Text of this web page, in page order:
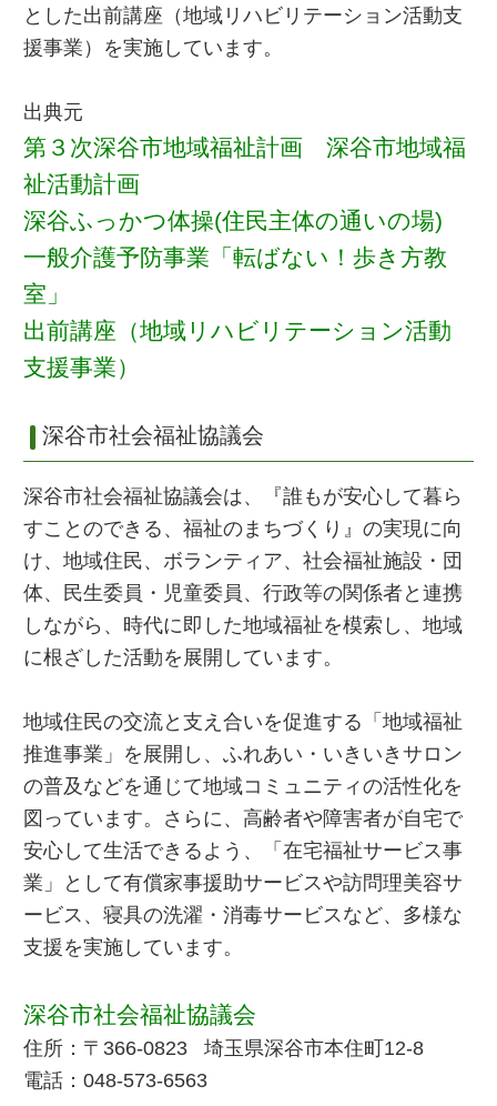
とした出前講座（地域リハビリテーション活動支
援事業）を実施しています。
出典元
第３次深谷市地域福祉計画 深谷市地域福
祉活動計画
深谷ふっかつ体操(住民主体の通いの場)
一般介護予防事業「転ばない！歩き方教
室」
出前講座（地域リハビリテーション活動
支援事業）
深谷市社会福祉協議会
深谷市社会福祉協議会は、『誰もが安心して暮ら
すことのできる、福祉のまちづくり』の実現に向
け、地域住民、ボランティア、社会福祉施設・団
体、民生委員・児童委員、行政等の関係者と連携
しながら、時代に即した地域福祉を模索し、地域
に根ざした活動を展開しています。
地域住民の交流と支え合いを促進する「地域福祉
推進事業」を展開し、ふれあい・いきいきサロン
の普及などを通じて地域コミュニティの活性化を
図っています。さらに、高齢者や障害者が自宅で
安心して生活できるよう、「在宅福祉サービス事
業」として有償家事援助サービスや訪問理美容サ
ービス、寝具の洗濯・消毒サービスなど、多様な
支援を実施しています。
深谷市社会福祉協議会
住所：〒366-0823 埼玉県深谷市本住町12-8
電話：048-573-6563